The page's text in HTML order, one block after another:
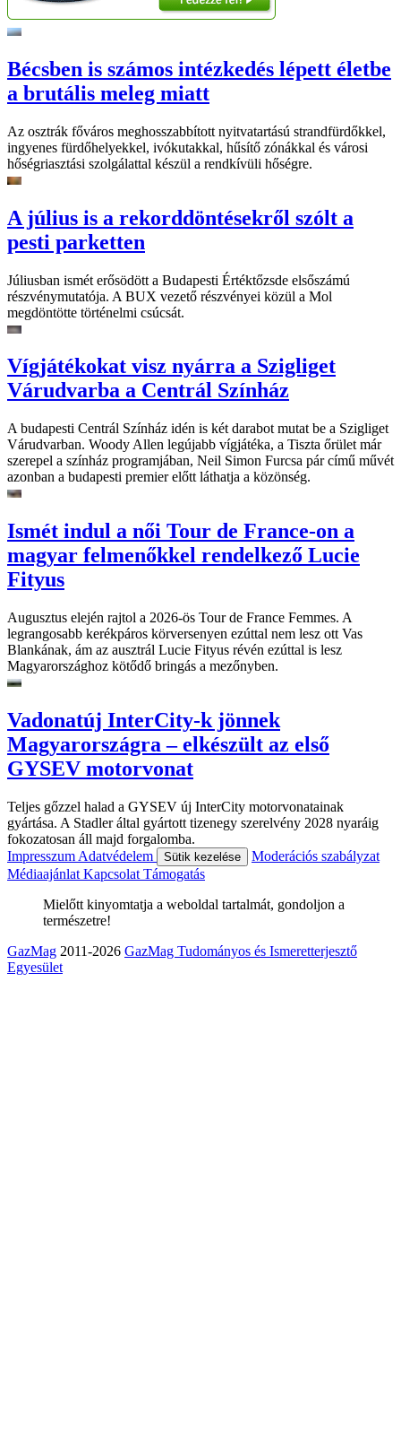
Bécsben is számos intézkedés lépett életbe
a brutális meleg miatt
Az osztrák főváros meghosszabbított nyitvatartású strandfürdőkkel,
ingyenes fürdőhelyekkel, ivókutakkal, hűsítő zónákkal és városi
hőségriasztási szolgálattal készül a rendkívüli hőségre.
A július is a rekorddöntésekről szólt a
pesti parketten
Júliusban ismét erősödött a Budapesti Értéktőzsde elsőszámú
részvénymutatója. A BUX vezető részvényei közül a Mol
megdöntötte történelmi csúcsát.
Vígjátékokat visz nyárra a Szigliget
Várudvarba a Centrál Színház
A budapesti Centrál Színház idén is két darabot mutat be a Szigliget
Várudvarban. Woody Allen legújabb vígjátéka, a Tiszta őrület már
szerepel a színház programjában, Neil Simon Furcsa pár című művét
azonban a budapesti premier előtt láthatja a közönség.
Ismét indul a női Tour de France-on a
magyar felmenőkkel rendelkező Lucie
Fityus
Augusztus elején rajtol a 2026-ös Tour de France Femmes. A
legrangosabb kerékpáros körversenyen ezúttal nem lesz ott Vas
Blankának, ám az ausztrál Lucie Fityus révén ezúttal is lesz
Magyarországhoz kötődő bringás a mezőnyben.
Vadonatúj InterCity-k jönnek
Magyarországra – elkészült az első
GYSEV motorvonat
Teljes gőzzel halad a GYSEV új InterCity motorvonatainak
gyártása. A Stadler által gyártott tizenegy szerelvény 2028 nyaráig
fokozatosan áll majd forgalomba.
Impresszum Adatvédelem Sütik kezelése
Moderációs szabályzat
Médiaajánlat Kapcsolat Támogatás
Mielőtt kinyomtatja a weboldal tartalmát, gondoljon a
természetre!
GazMag 2011-2026 GazMag Tudományos és Ismeretterjesztő
Egyesület